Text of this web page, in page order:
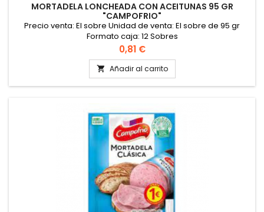
MORTADELA LONCHEADA CON ACEITUNAS 95 GR
"CAMPOFRIO"
Precio venta: El sobre Unidad de venta: El sobre de 95 gr
Formato caja: 12 Sobres
Precio
0,81 €
 Añadir al carrito